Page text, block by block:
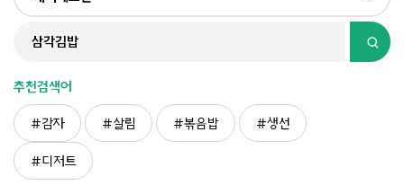
요리가쉬워지는부엌
전체
재료만
해시태그만
추천검색어
감자 살림 볶음밥 생선
디저트